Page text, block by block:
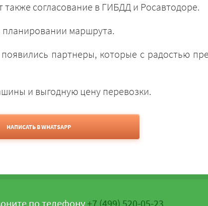
согласование в ГИБДД и Росавтодоре.
планировании маршрута.
партнеры, которые с радостью
и выгодную цену перевозки.
НАПИСАТЬ В WHATSAPP
по телефону+7 (499) 520-05-23